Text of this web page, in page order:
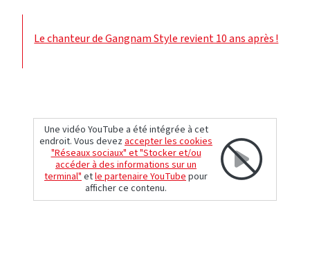
Le chanteur de Gangnam Style revient 10 ans après !
Une vidéo YouTube a été intégrée à cet
endroit. Vous devezaccepter les cookies
"Réseaux sociaux" et "Stocker et/ou
accéder à des informations sur un
terminal"etle partenaire YouTubepour
afficher ce contenu.